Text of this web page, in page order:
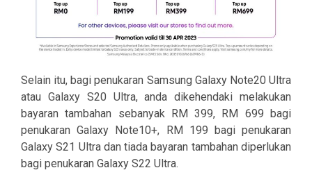
Selain itu, bagi penukaran Samsung Galaxy Note20 Ultra
atau Galaxy S20 Ultra, anda dikehendaki melakukan
bayaran tambahan sebanyak RM 399, RM 699 bagi
penukaran Galaxy Note10+, RM 199 bagi penukaran
Galaxy S21 Ultra dan tiada bayaran tambahan diperlukan
bagi penukaran Galaxy S22 Ultra.